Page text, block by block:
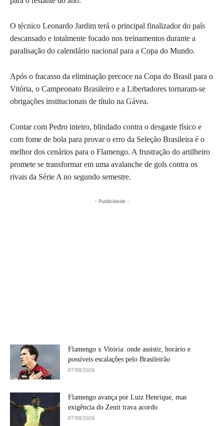
O técnico Leonardo Jardim terá o principal finalizador do país
descansado e totalmente focado nos treinamentos durante a
paralisação do calendário nacional para a Copa do Mundo.
Após o fracasso da eliminação precoce na Copa do Brasil para o
Vitória, o Campeonato Brasileiro e a Libertadores tornaram-se
obrigações institucionais de título na Gávea.
Contar com Pedro inteiro, blindado contra o desgaste físico e
com fome de bola para provar o erro da Seleção Brasileira é o
melhor dos cenários para o Flamengo. A frustração do artilheiro
promete se transformar em uma avalanche de gols contra os
rivais da Série A no segundo semestre.
- Publicidade -
Flamengo x Vitória: onde assistir, horário e
possíveis escalações pelo Brasileirão
07/08/2026
Flamengo avança por Luiz Henrique, mas
exigência do Zenit trava acordo
07/08/2026